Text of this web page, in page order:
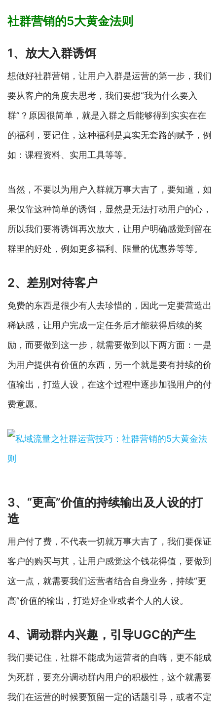
社群营销的5大黄金法则
1、放大入群诱饵
想做好社群营销，让用户入群是运营的第一步，我们
要从客户的角度去思考，我们要想“我为什么要入
群”？原因很简单，就是入群之后能够得到实实在在
的福利，要记住，这种福利是真实无套路的赋予，例
如：课程资料、实用工具等等。
当然，不要以为用户入群就万事大吉了，要知道，如
果仅靠这种简单的诱饵，显然是无法打动用户的心，
所以我们要将诱饵再次放大，让用户明确感觉到留在
群里的好处，例如更多福利、限量的优惠券等等。
2、差别对待客户
免费的东西是很少有人去珍惜的，因此一定要营造出
稀缺感，让用户完成一定任务后才能获得后续的奖
励，而要做到这一步，就需要做到以下两方面：一是
为用户提供有价值的东西，另一个就是要有持续的价
值输出，打造人设，在这个过程中逐步加强用户的付
费意愿。
3、“更高”价值的持续输出及人设的打
造
用户付了费，不代表一切就万事大吉了，我们要保证
客户的购买与其，让用户感觉这个钱花得值，要做到
这一点，就需要我们运营者结合自身业务，持续“更
高”价值的输出，打造好企业或者个人的人设。
4、调动群内兴趣，引导UGC的产生
我们要记住，社群不能成为运营者的自嗨，更不能成
为死群，要充分调动群内用户的积极性，这个就需要
我们在运营的时候要预留一定的话题引导，或者不定